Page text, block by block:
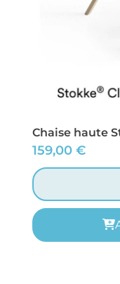
Chaise haute
159,00 €